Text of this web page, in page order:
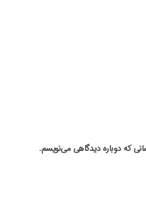
که دوباره دیدگاهی می‌نویسم.